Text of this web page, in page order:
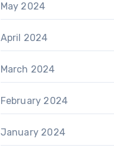
May 2024
April 2024
March 2024
February 2024
January 2024